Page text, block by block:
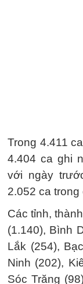
Trong 4.411
4.404 ca ghi
với ngày
2.052 ca trong
Các tỉnh,
(1.140), Bình
Lắk (254),
Ninh (202),
Sóc Trăng